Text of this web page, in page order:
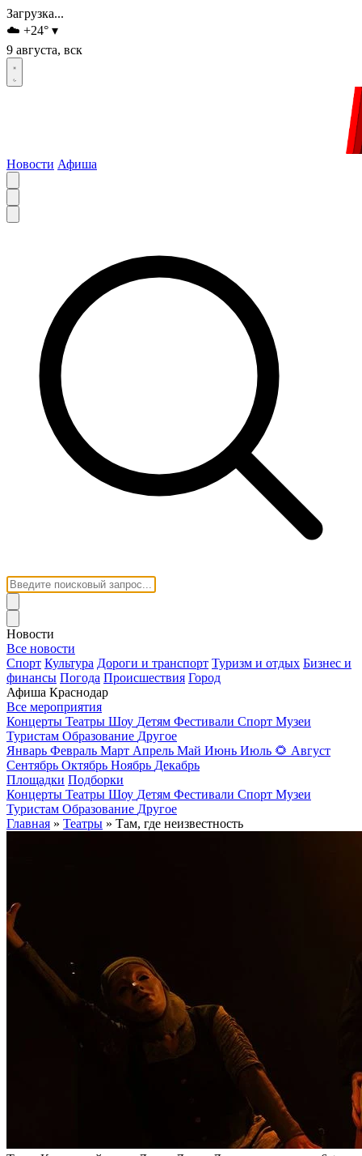
Загрузка...
☁️ +24° ▾
9 августа, вск
Новости Афиша
Новости
Все новости
Спорт Культура Дороги и транспорт Туризм и отдых Бизнес и
финансы Погода Происшествия Город
Афиша Краснодар
Все мероприятия
Концерты Театры Шоу Детям Фестивали Спорт Музеи
Туристам Образование Другое
Январь Февраль Март Апрель Май Июнь Июль 🌻 Август
Сентябрь Октябрь Ноябрь Декабрь
Площадки Подборки
Концерты Театры Шоу Детям Фестивали Спорт Музеи
Туристам Образование Другое
Главная » Театры » Там, где неизвестность